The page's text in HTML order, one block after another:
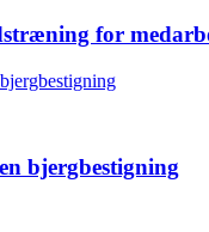
for
bjergbestigning